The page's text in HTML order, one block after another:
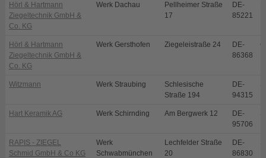
Hörl & Hartmann
Ziegeltechnik GmbH &
Co. KG
Werk Dachau
Pellheimer Straße
17
DE-
85221
Hörl & Hartmann
Ziegeltechnik GmbH &
Co. KG
Werk Gersthofen Ziegeleistraße 24
DE-
86368
Witzmann Werk Straubing
Schlesische
Straße 194
DE-
94315
Hart Keramik AG Werk Schirnding Am Bergwerk 12
DE-
95706
RAPIS - ZIEGEL
Schmid GmbH & Co KG
Werk
Schwabmünchen
Lechfelder Straße
20
DE-
86830